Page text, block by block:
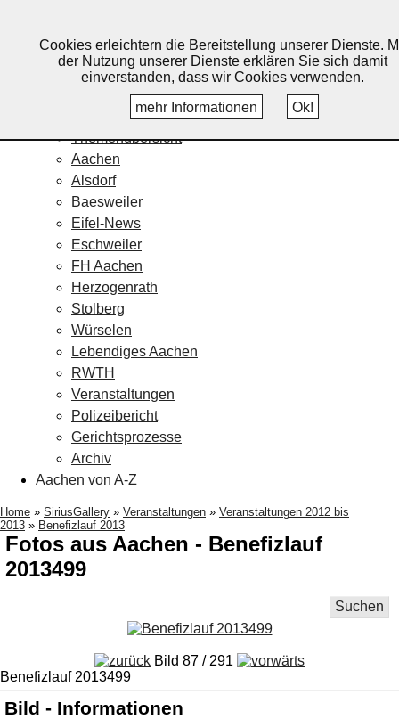
Home
Veranstaltungskalender
Themenübersicht
Aachen
Alsdorf
Baesweiler
Eifel-News
Eschweiler
FH Aachen
Herzogenrath
Stolberg
Würselen
Lebendiges Aachen
RWTH
Veranstaltungen
Polizeibericht
Gerichtsprozesse
Archiv
Aachen von A-Z
Home » SiriusGallery » Veranstaltungen » Veranstaltungen 2012 bis
2013 » Benefizlauf 2013
Fotos aus Aachen - Benefizlauf
2013499
Suchen
Bild 87 / 291
Benefizlauf 2013499
Bild - Informationen
Cookies erleichtern die Bereitstellung unserer Dienste.
der Nutzung unserer Dienste erklären Sie sich damit
einverstanden, dass wir Cookies verwenden.
mehr Informationen
Ok!